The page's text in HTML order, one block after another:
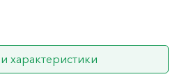
характеристики